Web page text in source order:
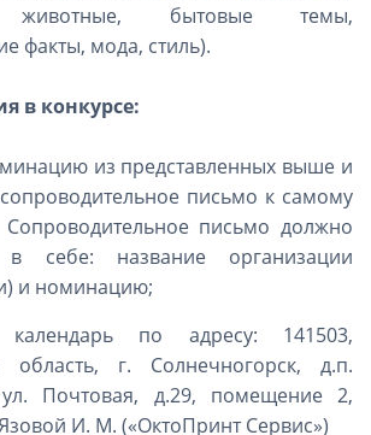
животные, бытовые темы,
факты, мода, стиль).
в конкурсе:
из представленных выше и
письмо к самому
Сопроводительное письмо должно
в себе: название организации
и номинацию;
календарь по адресу: 141503,
область, г. Солнечногорск, д.п.
Почтовая, д.29, помещение 2,
И. М. («ОктоПринт Сервис»)